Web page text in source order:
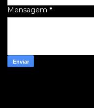
Mensagem *